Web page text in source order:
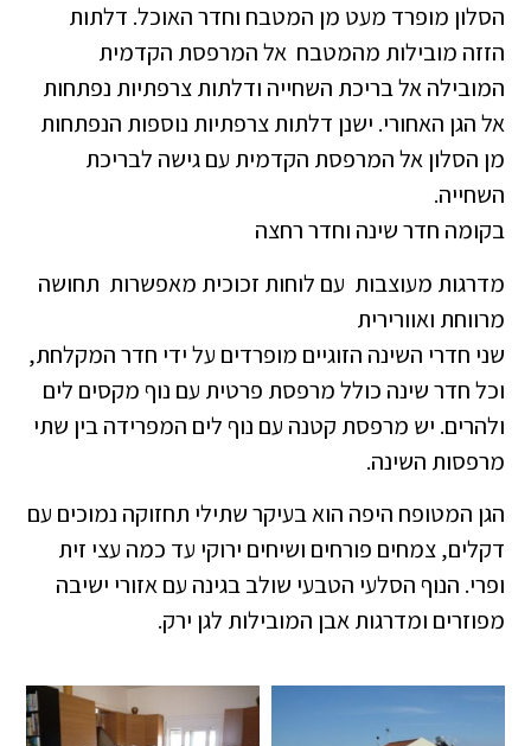
הסלון מופרד מעט מן המטבח וחדר האוכל. דלתות
הזזה מובילות מהמטבח אל המרפסת הקדמית
המובילה אל בריכת השחייה ודלתות צרפתיות נפתחות
אל הגן האחורי. ישנן דלתות צרפתיות נוספות הנפתחות
מן הסלון אל המרפסת הקדמית עם גישה לבריכת
השחייה.
בקומה חדר שינה וחדר רחצה
מדרגות מעוצבות עם לוחות זכוכית מאפשרות תחושה
מרווחת ואוורירית
שני חדרי השינה הזוגיים מופרדים על ידי חדר המקלחת,
וכל חדר שינה כולל מרפסת פרטית עם נוף מקסים לים
ולהרים. יש מרפסת קטנה עם נוף לים המפרידה בין שתי
מרפסות השינה.
הגן המטופח היפה הוא בעיקר שתילי תחזוקה נמוכים עם
דקלים, צמחים פורחים ושיחים ירוקי עד כמה עצי זית
ופרי. הנוף הסלעי הטבעי שולב בגינה עם אזורי ישיבה
מפוזרים ומדרגות אבן המובילות לגן ירק.